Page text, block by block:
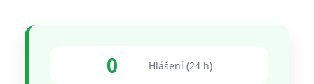
0 Hlášení (24 h)